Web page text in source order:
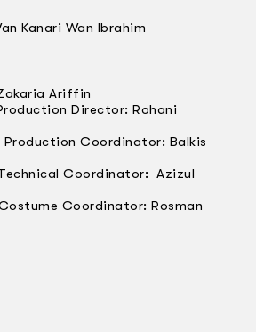
Kanari Wan Ibrahim
Ariffin
Director: Rohani
Production Coordinator: Balkis
Coordinator: Azizul
Coordinator: Rosman